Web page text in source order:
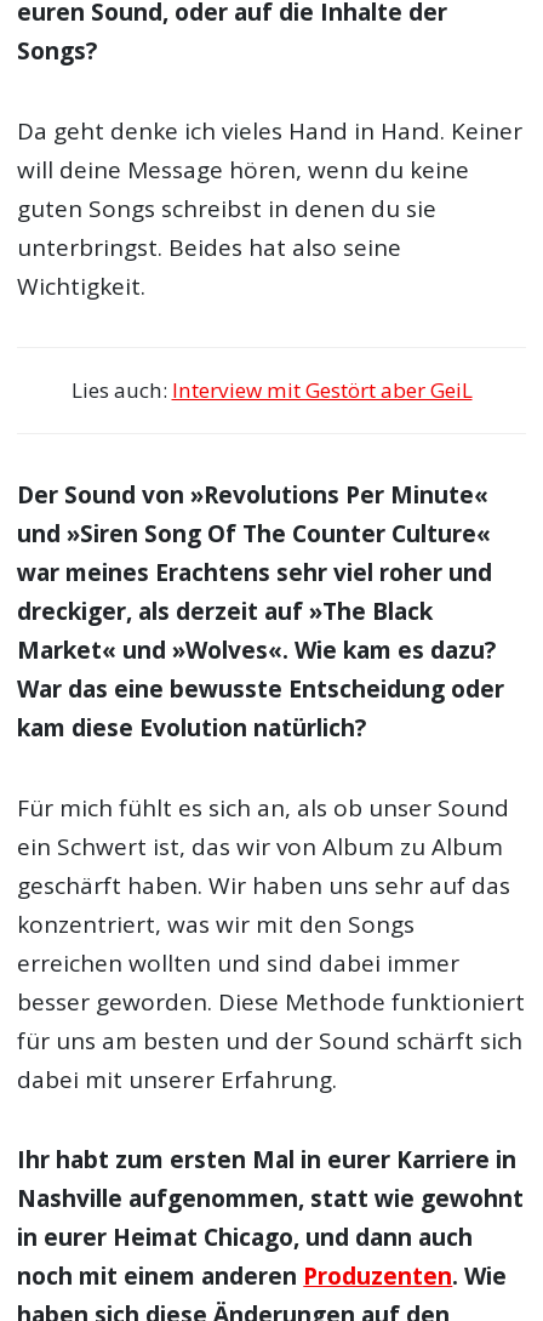
wollten einfach den Bands Tribut zollen, mit
denen wir aufgewachsen sind. Anfangs
aber wenn man dann scheitert, ist man dem
eigenen Sound schon sehr nahe.
Denkst Du, die Leute achten mehr auf
euren Sound, oder auf die Inhalte der
Da geht denke ich vieles Hand in Hand. Keiner
guten Songs schreibst in denen du sie
unterbringst. Beides hat also seine
Wichtigkeit.
und »Siren Song Of The Counter Culture«
war meines Erachtens sehr viel roher und
dreckiger, als derzeit auf »The Black
Market« und »Wolves«. Wie kam es dazu?
War das eine bewusste Entscheidung oder
kam diese Evolution natürlich?
Für mich fühlt es sich an, als ob unser Sound
geschärft haben. Wir haben uns sehr auf das
konzentriert, was wir mit den Songs
erreichen wollten und sind dabei immer
besser geworden. Diese Methode funktioniert